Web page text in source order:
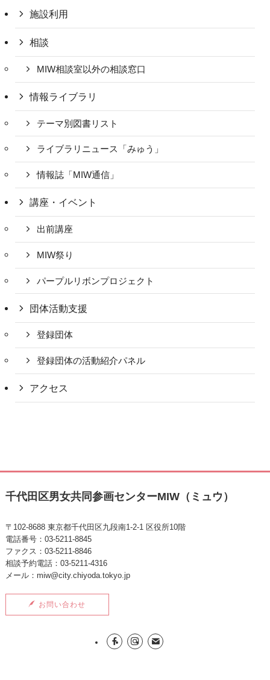
施設利用
相談
MIW相談室以外の相談窓口
情報ライブラリ
テーマ別図書リスト
ライブラリニュース「みゅう」
情報誌「MIW通信」
講座・イベント
出前講座
MIW祭り
パープルリボンプロジェクト
団体活動支援
登録団体
登録団体の活動紹介パネル
アクセス
千代田区男女共同参画センターMIW（ミュウ）
〒102-8688 東京都千代田区九段南1-2-1 区役所10階
電話番号：03-5211-8845
ファクス：03-5211-8846
相談予約電話：03-5211-4316
メール：miw@city.chiyoda.tokyo.jp
お問い合わせ